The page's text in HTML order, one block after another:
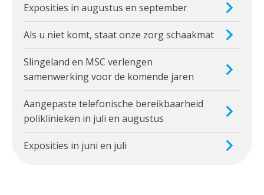
Exposities in augustus en september
Als u niet komt, staat onze zorg schaakmat
Slingeland en MSC verlengen
samenwerking voor de komende jaren
Aangepaste telefonische bereikbaarheid
poliklinieken in juli en augustus
Exposities in juni en juli